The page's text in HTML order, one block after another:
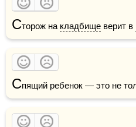
Сторож на кладбище верит в
Спящий ребенок — это не